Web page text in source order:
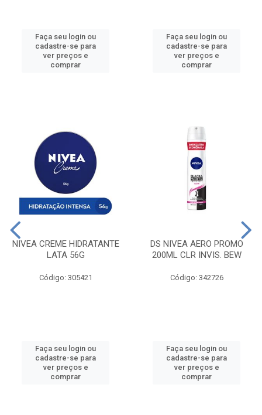
Faça seu login ou
cadastre-se para
ver preços e
comprar
Faça seu login ou
cadastre-se para
ver preços e
comprar
NIVEA CREME HIDRATANTE
LATA 56G
Código: 305421
Faça seu login ou
cadastre-se para
ver preços e
comprar
DS NIVEA AERO PROMO
200ML CLR INVIS. BEW
Código: 342726
Faça seu login ou
cadastre-se para
ver preços e
comprar